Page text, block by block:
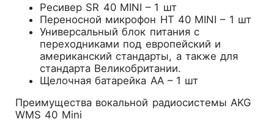
Ресивер SR 40 MINI – 1 шт
Переносной микрофон HT 40 MINI – 1 шт
Универсальный блок питания с
переходниками под европейский и
американский стандарты, а также для
стандарта Великобритании.
Щелочная батарейка AA – 1 шт
Преимущества вокальной радиосистемы AKG
WMS 40 Mini